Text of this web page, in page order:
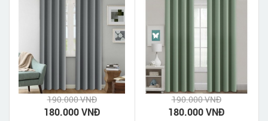
190.000 VNĐ
180.000 VNĐ
190.000 VNĐ
180.000 VNĐ